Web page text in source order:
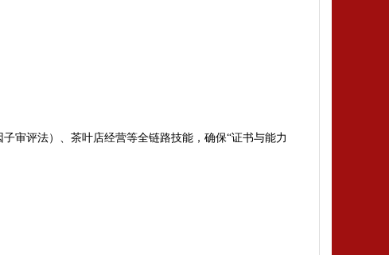
审评法）、茶叶店经营等全链路技能，确保“证书与能力